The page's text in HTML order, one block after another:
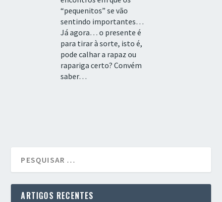
“pequenitos” se vão
sentindo importantes…
Já agora… o presente é
para tirar à sorte, isto é,
pode calhar a rapaz ou
rapariga certo? Convém
saber…
ARTIGOS RECENTES